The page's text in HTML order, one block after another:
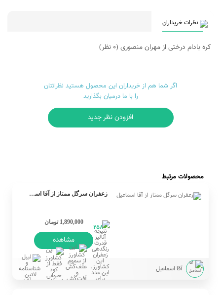
نظرات خریداران
کره بادام درختی از مهران منصوری (0 نظر)
اگر شما هم از خریداران این محصول هستید نظراتتان
را با ما درمیان بگذارید
افزودن نظر جدید
محصولات مرتبط
زعفران سرگل ممتاز از آقا اسماعیل
1,890,000 تومان
مشاهده
آقا اسماعیل
258